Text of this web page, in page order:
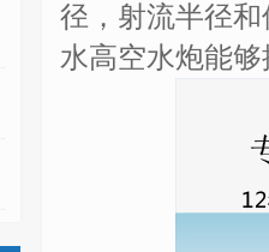
径，射流半径
水高空水炮能